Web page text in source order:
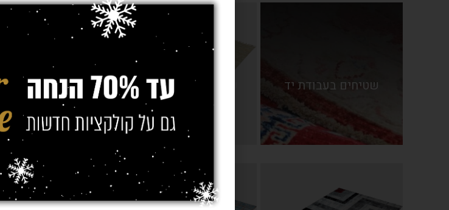
שטיחים בעבודת יד שטיחים טבעיים/חבל שטיח מקיר